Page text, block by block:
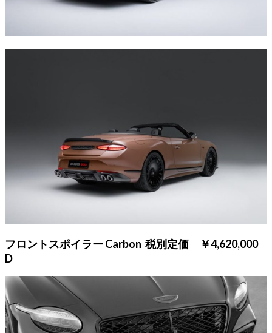
フロントスポイラー Carbon 税別定価 ￥4,620,000
D